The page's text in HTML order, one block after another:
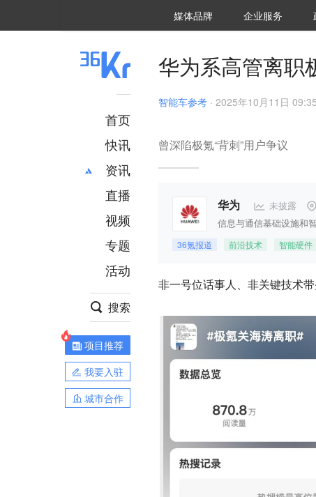
媒体品牌 36Kr研究院
企业服务
首页
快讯
资讯
推荐
财经
项目推荐
安徽
直播
视频
专题
活动
搜索
项目推荐
我要入驻
城市合作
华为系高管离职
智能车参考 · 2025年10月11日 09:35
曾深陷极氪“背刺”用户争议
华为 未披露
信息与通信基础设施和
36氪报道 前沿技术 智能硬件
非一号位话事人、非关键技术